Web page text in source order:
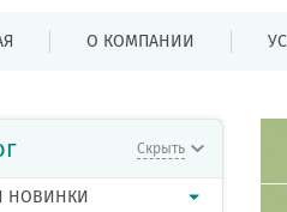
О КОМПАНИИ
Скрыть
НОВИНКИ